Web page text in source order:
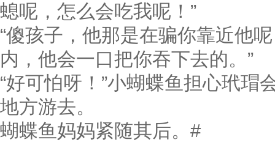
螅呢，怎么会吃我呢！”
“傻孩子，他那是在骗你靠近他
内，他会一口把你吞下去的。”
“好可怕呀！”小蝴蝶鱼担心玳瑁
地方游去。
蝴蝶鱼妈妈紧随其后。#